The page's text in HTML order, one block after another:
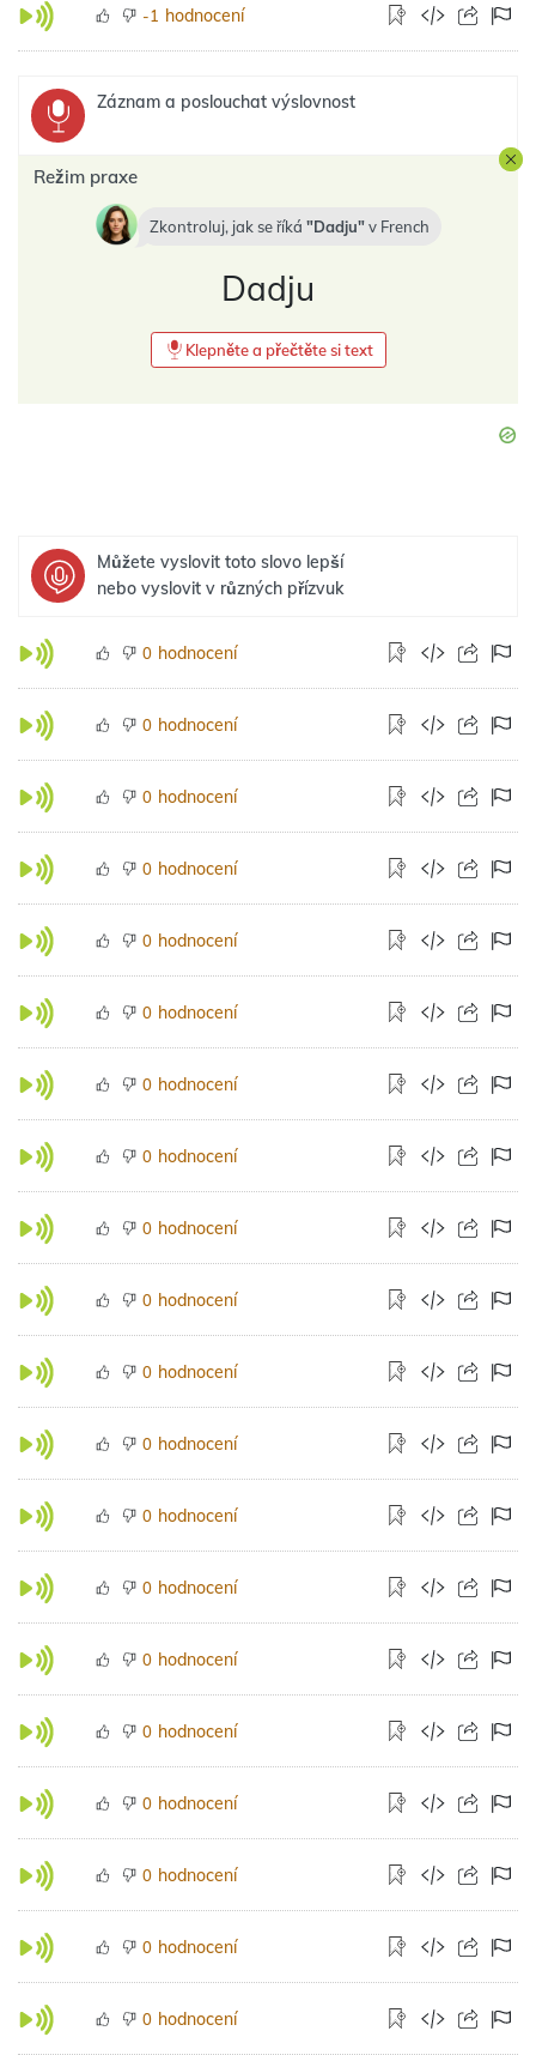
-1 hodnocení
Záznam a poslouchat výslovnost
Režim praxe
Zkontroluj, jak se říká Dadju v French
Dadju
Klepněte a přečtěte si text
Můžete vyslovit toto slovo lepší
nebo vyslovit v různých přízvuk
0 hodnocení
0 hodnocení
0 hodnocení
0 hodnocení
0 hodnocení
0 hodnocení
0 hodnocení
0 hodnocení
0 hodnocení
0 hodnocení
0 hodnocení
0 hodnocení
0 hodnocení
0 hodnocení
0 hodnocení
0 hodnocení
0 hodnocení
0 hodnocení
0 hodnocení
0 hodnocení